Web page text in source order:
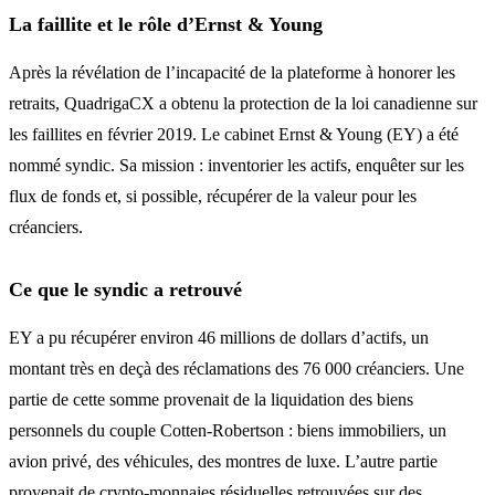
La faillite et le rôle d’Ernst & Young
Après la révélation de l’incapacité de la plateforme à honorer les
retraits, QuadrigaCX a obtenu la protection de la loi canadienne sur
les faillites en février 2019. Le cabinet Ernst & Young (EY) a été
nommé syndic. Sa mission : inventorier les actifs, enquêter sur les
flux de fonds et, si possible, récupérer de la valeur pour les
créanciers.
Ce que le syndic a retrouvé
EY a pu récupérer environ 46 millions de dollars d’actifs, un
montant très en deçà des réclamations des 76 000 créanciers. Une
partie de cette somme provenait de la liquidation des biens
personnels du couple Cotten-Robertson : biens immobiliers, un
avion privé, des véhicules, des montres de luxe. L’autre partie